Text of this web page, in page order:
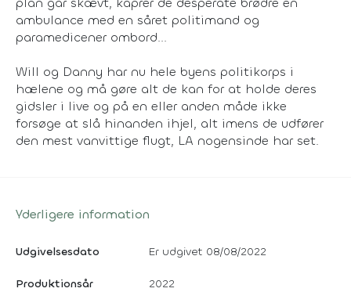
ambulance med en såret politimand og
paramedicener ombord...
Will og Danny har nu hele byens politikorps i
hælene og må gøre alt de kan for at holde deres
gidsler i live og på en eller anden måde ikke
forsøge at slå hinanden ihjel, alt imens de udfører
den mest vanvittige flugt, LA nogensinde har set.
Yderligere information
Udgivelsesdato Er udgivet 08/08/2022
Produktionsår 2022